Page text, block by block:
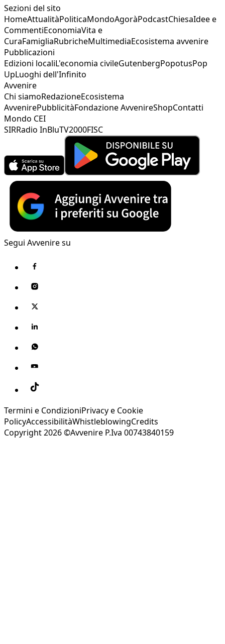
Sezioni del sito
HomeAttualitàPoliticaMondoAgoràPodcastChiesaIdee e
CommentiEconomiaVita e
CuraFamigliaRubricheMultimediaEcosistema avvenire
Pubblicazioni
Edizioni localiL'economia civileGutenbergPopotusPop
UpLuoghi dell'Infinito
Avvenire
Chi siamoRedazioneEcosistema
AvvenirePubblicitàFondazione AvvenireShopContatti
Mondo CEI
SIRRadio InBluTV2000FISC
Segui Avvenire su
Termini e CondizioniPrivacy e Cookie
PolicyAccessibilitàWhistleblowingCredits
Copyright 2026 ©Avvenire P.Iva 00743840159